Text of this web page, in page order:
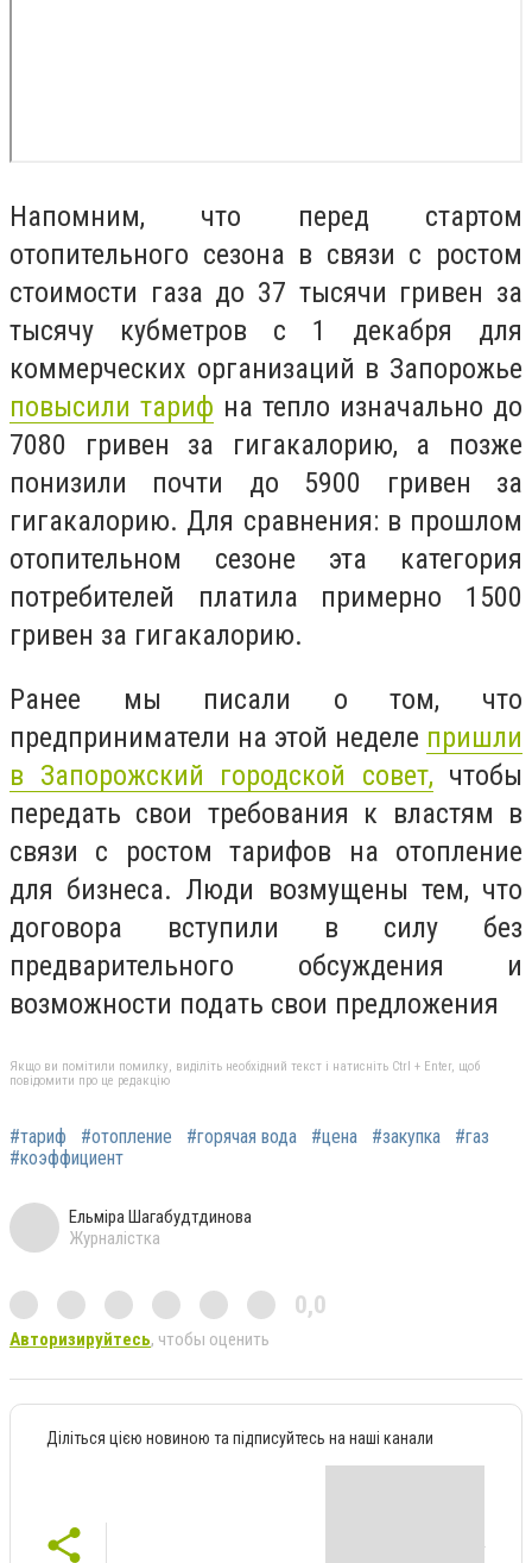
Напомним, что перед стартом
отопительного сезона в связи с ростом
стоимости газа до 37 тысячи гривен за
тысячу кубметров с 1 декабря для
коммерческих организаций в Запорожье
повысили тариф на тепло изначально до
7080 гривен за гигакалорию, а позже
понизили почти до 5900 гривен за
гигакалорию. Для сравнения: в прошлом
отопительном сезоне эта категория
потребителей платила примерно 1500
гривен за гигакалорию.
Ранее мы писали о том, что
предприниматели на этой неделе пришли
в Запорожский городской совет, чтобы
передать свои требования к властям в
связи с ростом тарифов на отопление
для бизнеса. Люди возмущены тем, что
договора вступили в силу без
предварительного обсуждения и
возможности подать свои предложения
Якщо ви помітили помилку, виділіть необхідний текст і натисніть Ctrl + Enter, щоб
повідомити про це редакцію
#тариф #отопление #горячая вода #цена #закупка
#газ
#коэффициент
Ельміра Шагабудтдинова
Журналістка
0,0
Авторизируйтесь, чтобы оценить
Діліться цією новиною та підписуйтесь на наші канали